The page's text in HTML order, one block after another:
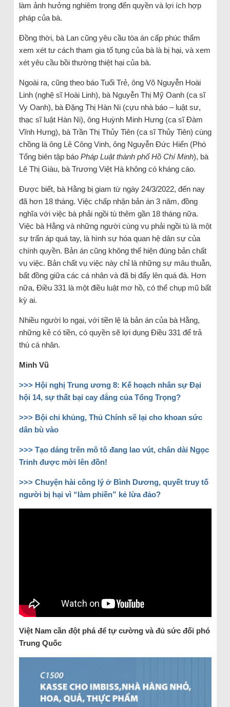
làm ảnh hưởng nghiêm trọng đến quyền và lợi ích hợp
pháp của bà.
Đồng thời, bà Lan cũng yêu cầu tòa án cấp phúc thẩm
xem xét tư cách tham gia tố tụng của bà là bị hại, và xem
xét yêu cầu bồi thường thiệt hại của bà.
Ngoài ra, cũng theo báo Tuổi Trẻ, ông Võ Nguyễn Hoài
Linh (nghệ sĩ Hoài Linh), bà Nguyễn Thị Mỹ Oanh (ca sĩ
Vy Oanh), bà Ðặng Thị Hàn Ni (cựu nhà báo – luật sư,
thạc sĩ luật Hàn Ni), ông Huỳnh Minh Hưng (ca sĩ Ðàm
Vĩnh Hưng), bà Trần Thị Thủy Tiên (ca sĩ Thủy Tiên) cùng
chồng là ông Lê Công Vinh, ông Nguyễn Đức Hiển (Phó
Tổng biên tập báo Pháp Luật thành phố Hồ Chí Minh), bà
Lê Thị Giàu, bà Trương Việt Hà không có kháng cáo.
Được biết, bà Hằng bị giam từ ngày 24/3/2022, đến nay
đã hơn 18 tháng. Việc chấp nhận bản án 3 năm, đồng
nghĩa với việc bà phải ngồi tù thêm gần 18 tháng nữa.
Việc bà Hằng và những người cùng vụ phải ngồi tù là một
sự trấn áp quá tay, là hình sự hóa quan hệ dân sự của
chính quyền. Bản án cũng không thể hiện đúng bản chất
vụ việc. Bản chất vụ việc này chỉ là những sự mâu thuẫn,
bất đồng giữa các cá nhân và đã bị đẩy lên quá đà. Hơn
nữa, Điều 331 là một điều luật mơ hồ, có thể chụp mũ bất
kỳ ai.
Nhiều người lo ngại, với tiền lệ là bản án của bà Hằng,
những kẻ có tiền, có quyền sẽ lợi dụng Điều 331 để trả
thù cá nhân.
Minh Vũ
>>> Hội nghị Trung ương 8: Kế hoạch nhân sự Đại
hội 14, sự thất bại cay đắng của Tổng Trọng?
>>> Bội chi khủng, Thủ Chính sẽ lại cho khoan sức
dân bù vào
>>> Tạo dáng trên mô tô đang lao vút, chân dài Ngọc
Trinh được mời lên đồn!
>>> Chuyện hài công lý ở Bình Dương, quyết truy tố
người bị hại vì “làm phiền” kẻ lừa đảo?
Việt Nam cần đột phá để tự cường và đủ sức đối phó
Trung Quốc